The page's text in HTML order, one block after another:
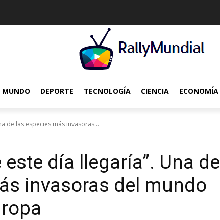
MUNDO DEPORTE TECNOLOGÍA CIENCIA ECONOMÍA
de las especies más invasoras...
día llegaría”. Una de
invasoras del mundo